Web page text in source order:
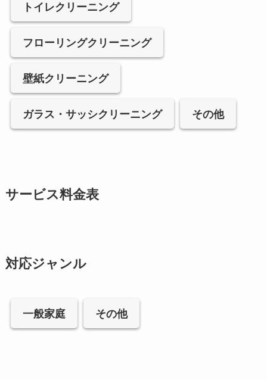
トイレクリーニング
フローリングクリーニング
壁紙クリーニング
ガラス・サッシクリーニング その他
サービス料金表
対応ジャンル
一般家庭 その他